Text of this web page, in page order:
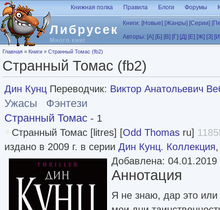
Перейти к основному содержанию
Либрусек
Много книг
Книжная полка Правила Блоги Форумы
Книги: [Новые] [Жанры] [Серии]
Авторы: [А] [Б] [В] [Г] [Д] [Е] [Ж] [З]
Вы здесь
Главная » Книги » Странный Томас (fb2)
Странный Томас (fb2)
Дин Кунц Переводчик: Виктор Анатольевич
Ужасы
Фэнтези
Странный Томас - 1
Странный Томас [litres] [Odd Thomas ru]
издано в 2009 г. в серии Дин Кунц. Коллекция
Добавлена: 04.01.2019
Аннотация
Я не знаю, дар это